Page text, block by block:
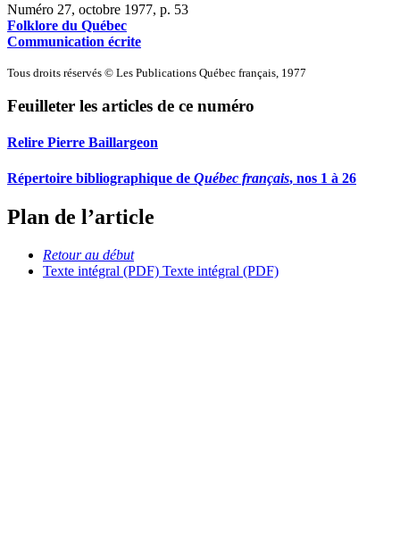
Numéro 27, octobre 1977, p. 53
Folklore du Québec
Communication écrite
Tous droits réservés © Les Publications Québec français, 1977
Feuilleter les articles de ce numéro
Relire Pierre Baillargeon
Répertoire bibliographique de Québec français, nos 1 à 26
Plan de l’article
Retour au début
Texte intégral (PDF) Texte intégral (PDF)